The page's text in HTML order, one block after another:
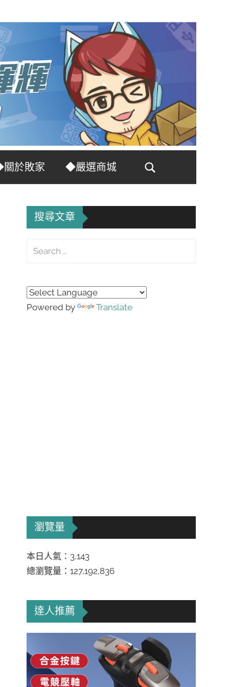
於敗家
◆嚴選商城
Search
搜尋文章
Search
Powered by Translate
瀏覽量
本日人氣：3,143
總瀏覽量：127,192,836
達人推薦